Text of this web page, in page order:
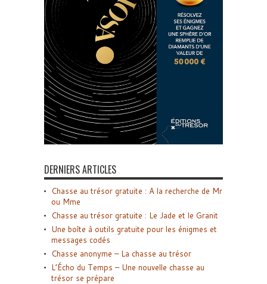
DERNIERS ARTICLES
Chasse au trésor gratuite : A la recherche de Mr
ou Mme
Chasse au trésor gratuite : Le Jade et le Granit
Une boîte à outils gratuite pour les énigmes et
messages codés
Chasse anonyme – La chasse au trésor
L’Écho du Temps – Une nouvelle chasse au
trésor se prépare